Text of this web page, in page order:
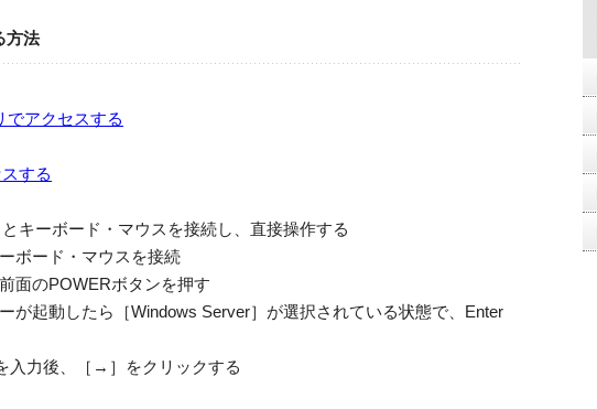
方法
でアクセスする
する
キーボード・マウスを接続し、直接操作する
ボード・マウスを接続
面のPOWERボタンを押す
が起動したら［Windows Server］が選択されている状態で、Enter
入力後、［→］をクリックする